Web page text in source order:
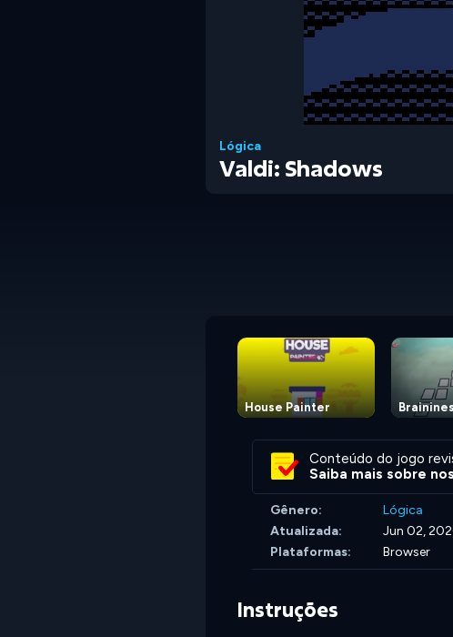
Lógica
Valdi: Shadows
House Painter
Conteúdo do jogo
Saiba mais sobre
Gênero: Lógica
Atualizada:
Jun 02,
Plataformas:
Browser
Instruções